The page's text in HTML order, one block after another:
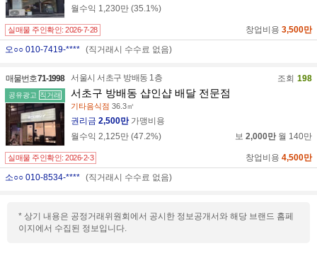
월수익 1,230만 (35.1%)
실매물 주인확인: 2026-7-28 창업비용 3,500만
오○○ 010-7419-**** (직거래시 수수료 없음)
매물번호71-1998
공유광고 직거래
서울시 서초구 방배동 1층 조회 198
서초구 방배동 샵인샵 배달 전문점
기타음식점 36.3㎡
권리금 2,500만 가맹비용
월수익 2,125만 (47.2%) 보 2,000만 월 140만
실매물 주인확인: 2026-2-3 창업비용 4,500만
소○○ 010-8534-**** (직거래시 수수료 없음)
* 상기 내용은 공정거래위원회에서 공시한 정보공개서와 해당 브랜드 홈페
이지에서 수집된 정보입니다.